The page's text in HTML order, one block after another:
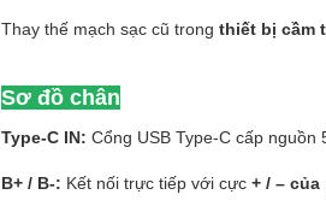
Thay thế mạch sạc cũ trong thiết bị cầm
Sơ đồ chân
Type-C IN: Cổng USB Type-C cấp nguồn
B+ / B-: Kết nối trực tiếp với cực + / –